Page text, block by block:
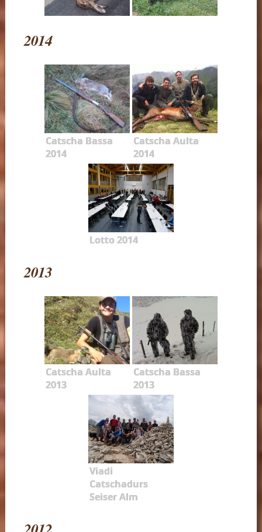
2014
Catscha Bassa
2014
Catscha Aulta
2014
Lotto 2014
2013
Catscha Aulta
2013
Catscha Bassa
2013
Viadi
Catschadurs
Seiser Alm